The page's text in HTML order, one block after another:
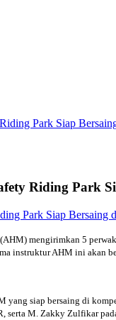
Park Siap
Riding Park
mengirimkan 5
instruktur AHM ini akan
siap bersaing di
M. Zakky Zulfikar